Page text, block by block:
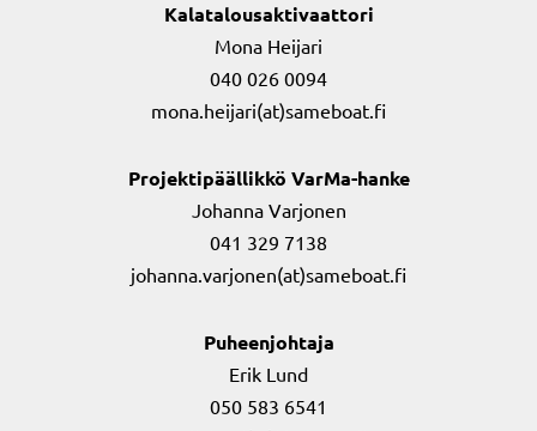
Kalatalousaktivaattori
Mona Heijari
040 026 0094
mona.heijari(at)sameboat.fi
Projektipäällikkö VarMa-hanke
Johanna Varjonen
041 329 7138
johanna.varjonen(at)sameboat.fi
Puheenjohtaja
Erik Lund
050 583 6541